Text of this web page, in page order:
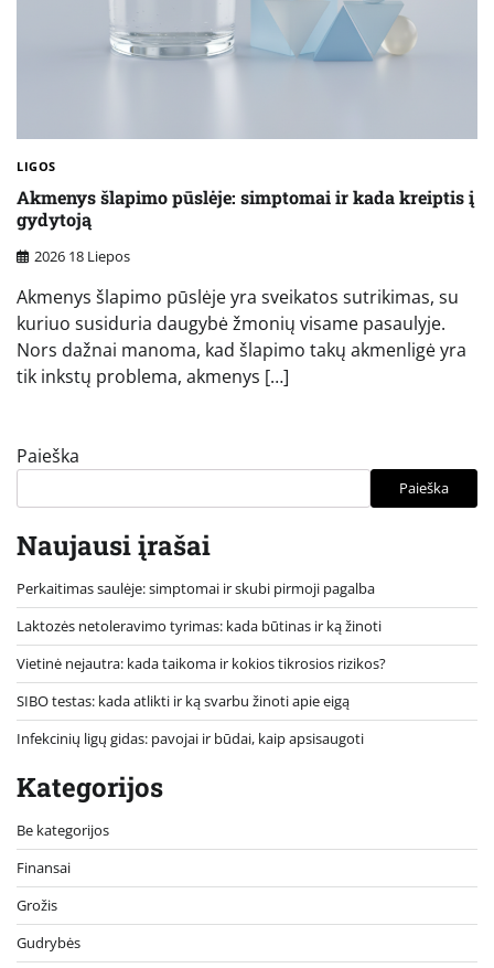
LIGOS
Akmenys šlapimo pūslėje: simptomai ir kada kreiptis į
gydytoją
2026 18 Liepos
Akmenys šlapimo pūslėje yra sveikatos sutrikimas, su
kuriuo susiduria daugybė žmonių visame pasaulyje.
Nors dažnai manoma, kad šlapimo takų akmenligė yra
tik inkstų problema, akmenys […]
Paieška
Paieška
Naujausi įrašai
Perkaitimas saulėje: simptomai ir skubi pirmoji pagalba
Laktozės netoleravimo tyrimas: kada būtinas ir ką žinoti
Vietinė nejautra: kada taikoma ir kokios tikrosios rizikos?
SIBO testas: kada atlikti ir ką svarbu žinoti apie eigą
Infekcinių ligų gidas: pavojai ir būdai, kaip apsisaugoti
Kategorijos
Be kategorijos
Finansai
Grožis
Gudrybės